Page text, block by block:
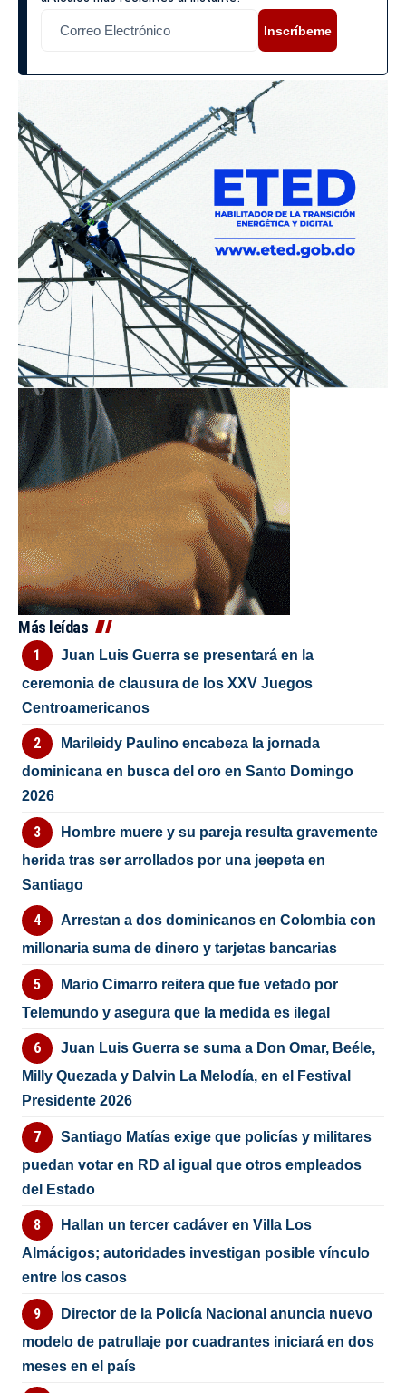
Inscríbeme
Más leídas
Juan Luis Guerra se presentará en la
ceremonia de clausura de los XXV Juegos
Centroamericanos
Marileidy Paulino encabeza la jornada
dominicana en busca del oro en Santo Domingo
2026
Hombre muere y su pareja resulta gravemente
herida tras ser arrollados por una jeepeta en
Santiago
Arrestan a dos dominicanos en Colombia con
millonaria suma de dinero y tarjetas bancarias
Mario Cimarro reitera que fue vetado por
Telemundo y asegura que la medida es ilegal
Juan Luis Guerra se suma a Don Omar, Beéle,
Milly Quezada y Dalvin La Melodía, en el Festival
Presidente 2026
Santiago Matías exige que policías y militares
puedan votar en RD al igual que otros empleados
del Estado
Hallan un tercer cadáver en Villa Los
Almácigos; autoridades investigan posible vínculo
entre los casos
Director de la Policía Nacional anuncia nuevo
modelo de patrullaje por cuadrantes iniciará en dos
meses en el país